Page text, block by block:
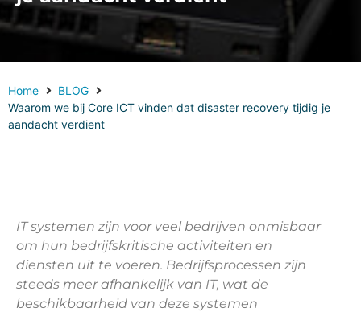
Home
BLOG
Waarom we bij Core ICT vinden dat disaster recovery tijdig je
aandacht verdient
IT systemen zijn voor veel bedrijven onmisbaar
om hun bedrijfskritische activiteiten en
diensten uit te voeren. Bedrijfsprocessen zijn
steeds meer afhankelijk van IT, wat de
beschikbaarheid van deze systemen